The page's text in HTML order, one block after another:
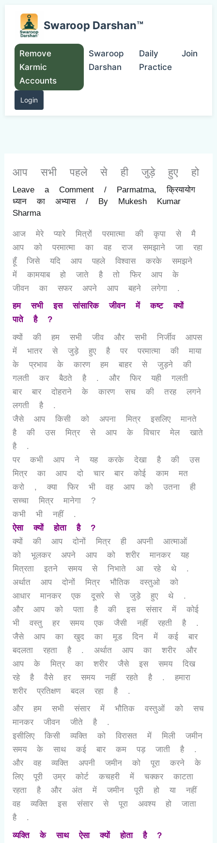
content
Swaroop Darshan™
Remove
Karmic
Accounts
Swaroop
Darshan
Daily
Practice
Join
Login
आप सभी पहले से ही जुड़े हुए हो
Leave a Comment / Parmatma,क्रियायोग
ध्यान का अभ्यास/ By Mukesh Kumar
Sharma
आज मेरे प्यारे मित्रों परमात्मा की कृपा से मै
आप को परमात्मा का वह राज समझाने जा रहा
हूँ जिसे यदि आप पहले विश्वास करके समझने
में कामयाब हो जाते है तो फिर आप के
जीवन का सफर अपने आप बहने लगेगा .
हम सभी इस सांसारिक जीवन में कष्ट क्यों
पाते है ?
क्यों की हम सभी जीव और सभी निर्जीव आपस
में भातर से जुड़े हुए है पर परमात्मा की माया
के प्रभाव के कारण हम बाहर से जुड़ने की
गलती कर बैठते है . और फिर यही गलती
बार बार दोहराने के कारण सच की तरह लगने
लगती है .
जैसे आप किसी को अपना मित्र इसलिए मानते
है की उस मित्र से आप के विचार मेल खाते
है .
पर कभी आप ने यह करके देखा है की उस
मित्र का आप दो चार बार कोई काम मत
करो , क्या फिर भी वह आप को उतना ही
सच्चा मित्र मानेगा ?
कभी भी नहीं .
ऐसा क्यों होता है ?
क्यों की आप दोनों मित्र ही अपनी आत्माओं
को भूलकर अपने आप को शरीर मानकर यह
मित्रता इतने समय से निभाते आ रहे थे .
अर्थात आप दोनों मित्र भौतिक वस्तुओ को
आधार मानकर एक दूसरे से जुड़े हुए थे .
और आप को पता है की इस संसार में कोई
भी वस्तु हर समय एक जैसी नहीं रहती है .
जैसे आप का खुद का मूड दिन में कई बार
बदलता रहता है . अर्थात आप का शरीर और
आप के मित्र का शरीर जैसे इस समय दिख
रहे है वैसे हर समय नहीं रहते है . हमारा
शरीर प्रतिक्षण बदल रहा है .
और हम सभी संसार में भौतिक वस्तुओं को सच
मानकर जीवन जीते है .
इसीलिए किसी व्यक्ति को विरासत में मिली जमीन
समय के साथ कई बार कम पड़ जाती है .
और वह व्यक्ति अपनी जमीन को पूरा करने के
लिए पूरी उम्र कोर्ट कचहरी में चक्कर काटता
रहता है और अंत में जमीन पूरी हो या नहीं
वह व्यक्ति इस संसार से पूरा अवश्य हो जाता
है .
व्यक्ति के साथ ऐसा क्यों होता है ?